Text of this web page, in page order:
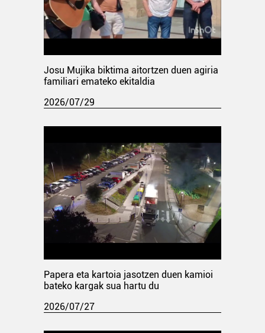
Josu Mujika biktima aitortzen duen agiria
familiari emateko ekitaldia
2026/07/29
Papera eta kartoia jasotzen duen kamioi
bateko kargak sua hartu du
2026/07/27